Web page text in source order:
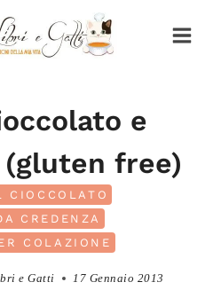
e
free)
CIOCCOLATO
CREDENZA
COLAZIONE
e Gatti 17 Gennaio 2013